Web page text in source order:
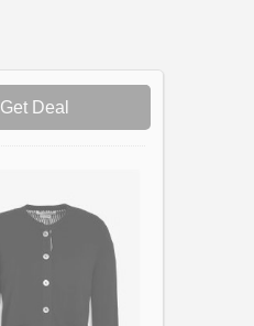
Get Deal